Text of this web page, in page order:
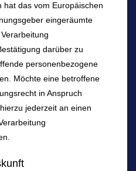
hat das vom Europäischen
eingeräumte
darüber zu
personenbezogene
Möchte eine betroffene
in Anspruch
jederzeit an einen